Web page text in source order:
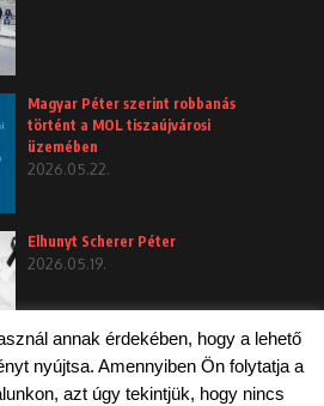
Magyar Péter szerint robbanás
történt a MOL tiszaújvárosi
üzemében
2026.05.22.
Elhunyt Scherer Péter
2026.05.19.
annak érdekében, hogy a lehető
nyújtsa. Amennyiben Ön folytatja a
azt úgy tekintjük, hogy nincs